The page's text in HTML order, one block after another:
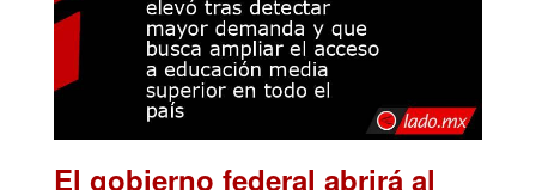
El gobierno federal abrirá al